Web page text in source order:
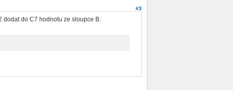
#3
dodat do C7 hodnotu ze sloupce B.